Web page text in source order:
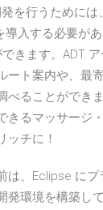
を行うためには
導入する必要が
きます。ADT
ート案内や、最
べることができ
きるマッサージ
ッチに！
は、Eclipse に
発環境を構築し